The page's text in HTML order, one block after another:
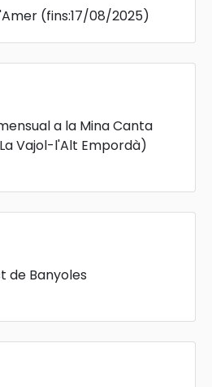
(fins:17/08/2025)
a la Mina Canta
Vajol-l'Alt Empordà)
de Banyoles